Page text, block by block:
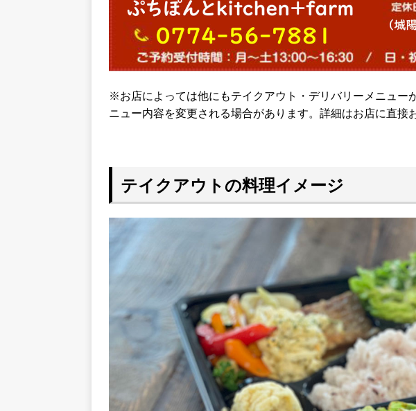
※お店によっては他にもテイクアウト・デリバリーメニュー
ニュー内容を変更される場合があります。詳細はお店に直接
テイクアウトの料理イメージ